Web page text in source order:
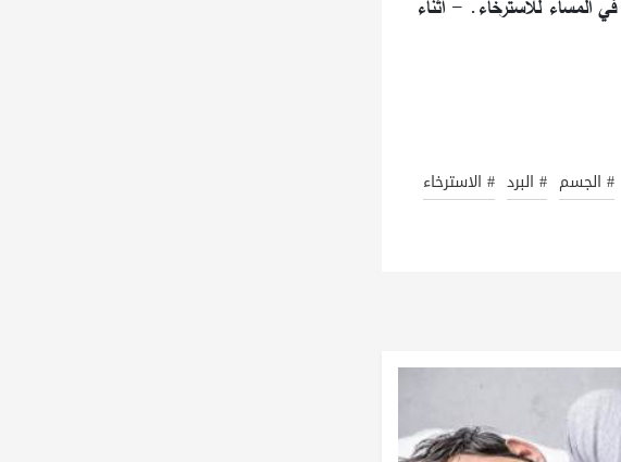
المساء للاسترخاء. - أثناء
# الجسم # البرد # الاسترخاء